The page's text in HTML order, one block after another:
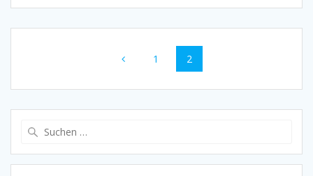
Beitragsnavigation
Seite
1 Seite
2